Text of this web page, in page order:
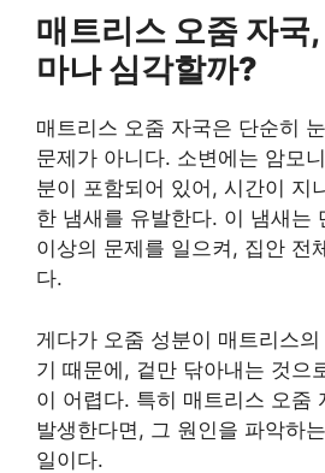
매트리스 오줌 자국
마나 심각할까?
매트리스 오줌 자국은 단순히
문제가 아니다. 소변에는 암모
분이 포함되어 있어, 시간이 지
한 냄새를 유발한다. 이 냄새는
이상의 문제를 일으켜, 집안 전
다.
게다가 오줌 성분이 매트리스
기 때문에, 겉만 닦아내는 것으
이 어렵다. 특히 매트리스 오줌
발생한다면, 그 원인을 파악하
일이다.